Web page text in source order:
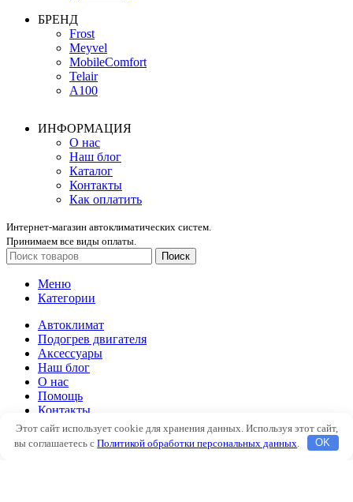
БРЕНД
Frost
Meyvel
MobileComfort
Telair
А100
ИНФОРМАЦИЯ
О нас
Наш блог
Каталог
Контакты
Как оплатить
Интернет-магазин автоклиматических систем.
Принимаем все виды оплаты.
Поиск
Меню
Категории
Автоклимат
Подогрев двигателя
Аксессуары
Наш блог
О нас
Помощь
Контакты
Автоклимат
Подогрев двигателя
Этот сайт использует cookie для хранения данных. Используя этот сайт,
вы соглашаетесь сПолитикой обработки персональных данных OK